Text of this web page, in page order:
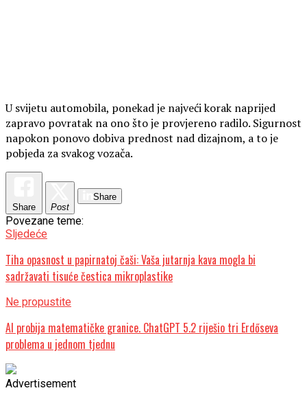
U svijetu automobila, ponekad je najveći korak naprijed
zapravo povratak na ono što je provjereno radilo. Sigurnost
napokon ponovo dobiva prednost nad dizajnom, a to je
pobjeda za svakog vozača.
Share Post
Share
Povezane teme:
Sljedeće
Tiha opasnost u papirnatoj čaši: Vaša jutarnja kava mogla bi
sadržavati tisuće čestica mikroplastike
Ne propustite
AI probija matematičke granice. ChatGPT 5.2 riješio tri Erdőseva
problema u jednom tjednu
Advertisement